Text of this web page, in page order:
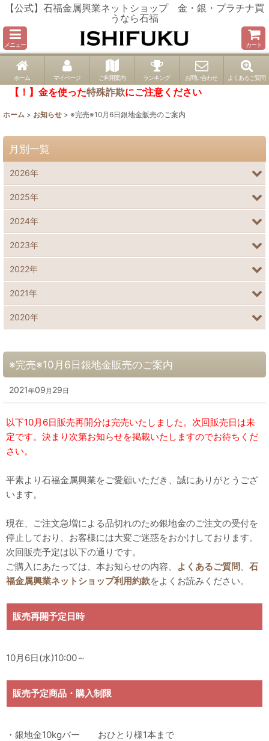
【公式】石福金属興業ネットショップ 金・銀・プラチナ買
うなら石福
メニュー カート
ホーム マイページ ご利用案内 ランキング お問い合わせ よくあるご質問
【！】金を使った特殊詐欺にご注意ください
ホーム > お知らせ > ※完売※10月6日銀地金販売のご案内
※完売※10月6日銀地金販売のご案内
2021年09 月 29日
以下10月6日販売再開分は完売いたしました。次回販売日は未
定です。決まり次第お知らせを掲載いたしますのでお待ちくだ
さい。
平素より石福金属興業をご愛顧いただき、誠にありがとうござ
います。
現在、ご注文急増による品切れのため銀地金のご注文の受付を
停止しており、お客様には大変ご迷惑をおかけしております。
次回販売予定は以下の通りです。
ご購入にあたっては、本お知らせの内容、
よくあるご質問、 石
福金属興業ネットショップ利用約款をよくお読みください。
販売再開予定日時
10月6日(水)10:00～
販売予定商品・購入制限
・銀地金10kgバー おひとり様1本まで
月別一覧
2026年
2025年
2024年
2023年
2022年
2021年
2020年